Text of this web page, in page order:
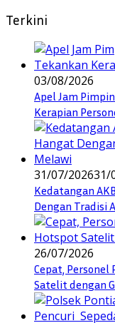
Terkini
03/08/2026
Apel Jam
Kerapian
31/07/202631/
Kedatangan
Dengan Tradisi
26/07/2026
Cepat,
Satelit dengan